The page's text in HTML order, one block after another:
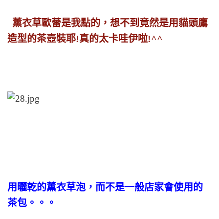
薰衣草歐蕾是我點的， 想不到竟然是用貓頭鷹
造型的茶壺裝耶!真的太卡哇伊啦!^^
用曬乾的薰衣草泡，而不是一般店家會使用的
茶包。。。